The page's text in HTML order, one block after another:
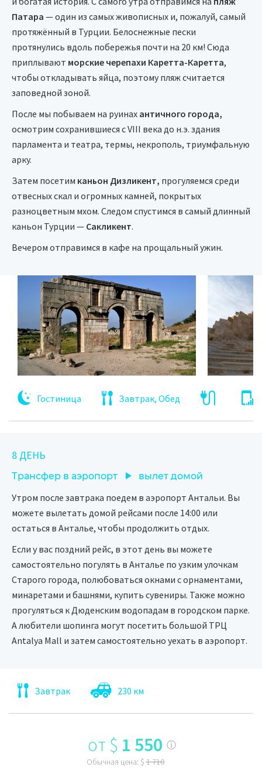
Патара — один из самых живописных и, пожалуй, самый
протяжённый в Турции. Белоснежные пески
протянулись вдоль побережья почти на 20 км! Сюда
приплывают морские черепахи Каретта-Каретта,
чтобы откладывать яйца, поэтому пляж считается
заповедной зоной.
После мы побываем на руинах античного города,
осмотрим сохранившиеся с VIII века до н.э. здания
парламента и театра, термы, некрополь, триумфальную
арку.
Затем посетим каньон Дизликент, прогуляемся среди
отвесных скал и огромных камней, покрытых
разноцветным мхом. Следом спустимся в самый длинный
каньон Турции — Сакликент.
Вечером отправимся в кафе на прощальный ужин.
Гостиница Завтрак, Обед
8 ДЕНЬ
Трансфер в аэропорт вылет домой
Утром после завтрака поедем в аэропорт Антальи. Вы
можете вылетать домой рейсами после 14:00 или
остаться в Анталье, чтобы продолжить отдых.
Если у вас поздний рейс, в этот день вы можете
самостоятельно погулять в Анталье по узким улочкам
Старого города, полюбоваться окнами с орнаментами,
минаретами и башнями, купить сувениры. Также можно
прогуляться к Дюденским водопадам в городском парке.
А любители шопинга могут посетить большой ТРЦ
Antalya Mall и затем самостоятельно уехать в аэропорт.
Завтрак 230 км
ⓘ
от $ 1 550
Обычная цена: $1 710